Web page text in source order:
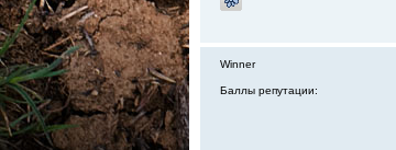
Winner
Баллы репутации: